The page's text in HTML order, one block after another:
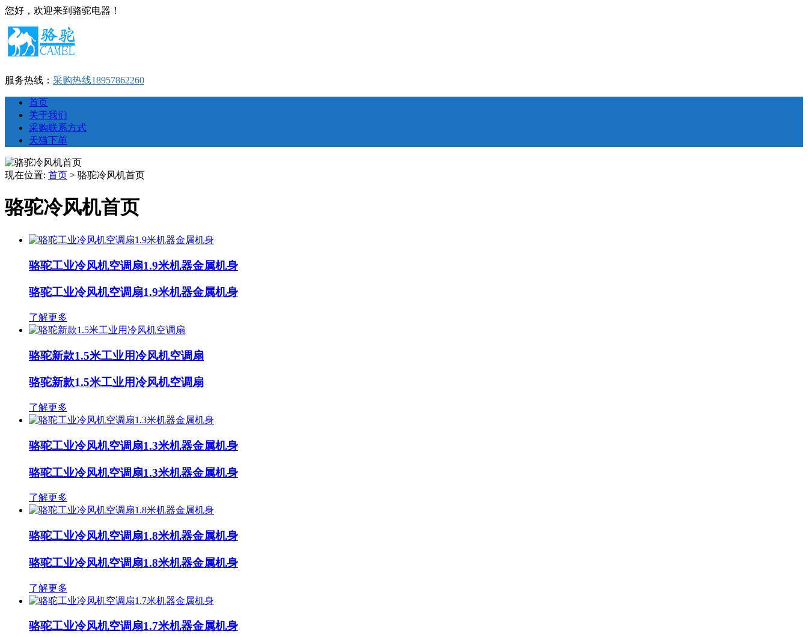
您好，欢迎来到骆驼电器！
服务热线： 采购热线18957862260
首页
关于我们
采购联系方式
天猫下单
现在位置: 首页 > 骆驼冷风机首页
骆驼冷风机首页
骆驼工业冷风机空调扇1.9米机器金属机身
骆驼工业冷风机空调扇1.9米机器金属机身
了解更多
骆驼新款1.5米工业用冷风机空调扇
骆驼新款1.5米工业用冷风机空调扇
了解更多
骆驼工业冷风机空调扇1.3米机器金属机身
骆驼工业冷风机空调扇1.3米机器金属机身
了解更多
骆驼工业冷风机空调扇1.8米机器金属机身
骆驼工业冷风机空调扇1.8米机器金属机身
了解更多
骆驼工业冷风机空调扇1.7米机器金属机身